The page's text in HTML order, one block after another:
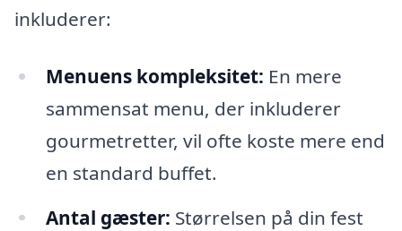
inkluderer:
Menuens kompleksitet: En mere
sammensat menu, der inkluderer
gourmetretter, vil ofte koste mere end
en standard buffet.
Antal gæster: Størrelsen på din fest